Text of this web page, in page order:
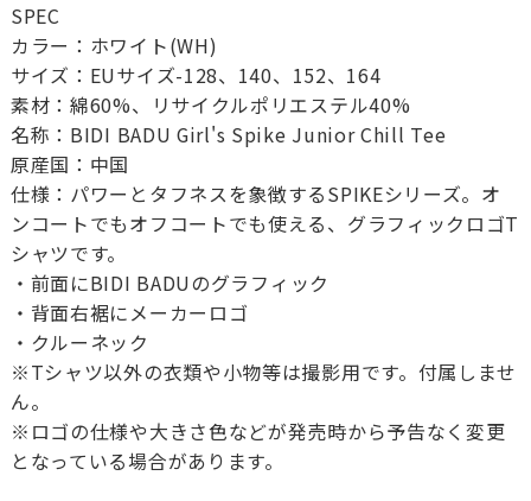
SPEC
カラー：ホワイト(WH)
サイズ：EUサイズ-128、140、152、164
素材：綿60%、リサイクルポリエステル40%
名称：BIDI BADU Girl's Spike Junior Chill Tee
原産国：中国
仕様：パワーとタフネスを象徴するSPIKEシリーズ。オ
ンコートでもオフコートでも使える、グラフィックロゴT
シャツです。
・前面にBIDI BADUのグラフィック
・背面右裾にメーカーロゴ
・クルーネック
※Tシャツ以外の衣類や小物等は撮影用です。付属しませ
ん。
※ロゴの仕様や大きさ色などが発売時から予告なく変更
となっている場合があります。